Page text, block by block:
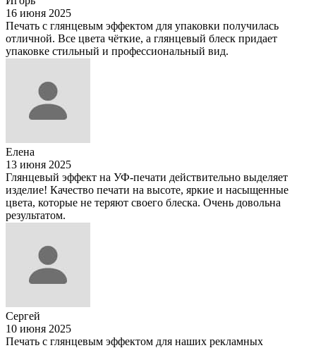
16 июня 2025
Печать с глянцевым эффектом для упаковки получилась
отличной. Все цвета чёткие, а глянцевый блеск придает
упаковке стильный и профессиональный вид.
Елена
13 июня 2025
Глянцевый эффект на УФ-печати действительно выделяет
изделие! Качество печати на высоте, яркие и насыщенные
цвета, которые не теряют своего блеска. Очень довольна
результатом.
Сергей
10 июня 2025
Печать с глянцевым эффектом для наших рекламных